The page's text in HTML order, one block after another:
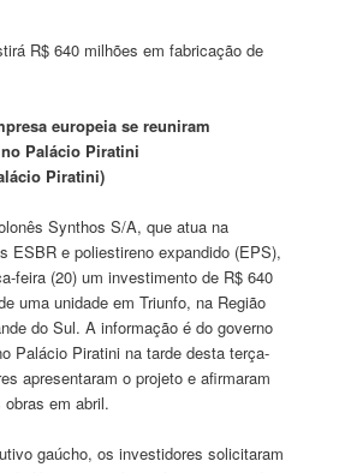
europeia se reuniram
Palácio Piratini
Piratini)
Synthos S/A, que atua na
ESBR e poliestireno expandido (EPS),
feira (20) um investimento de R$ 640
uma unidade em Triunfo, na Região
do Sul. A informação é do governo
Palácio Piratini na tarde desta terça-
apresentaram o projeto e afirmaram
em abril.
gaúcho, os investidores solicitaram